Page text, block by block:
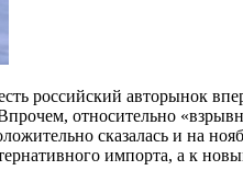
российский авторынок
относительно
сказалась и на
импорта, а к